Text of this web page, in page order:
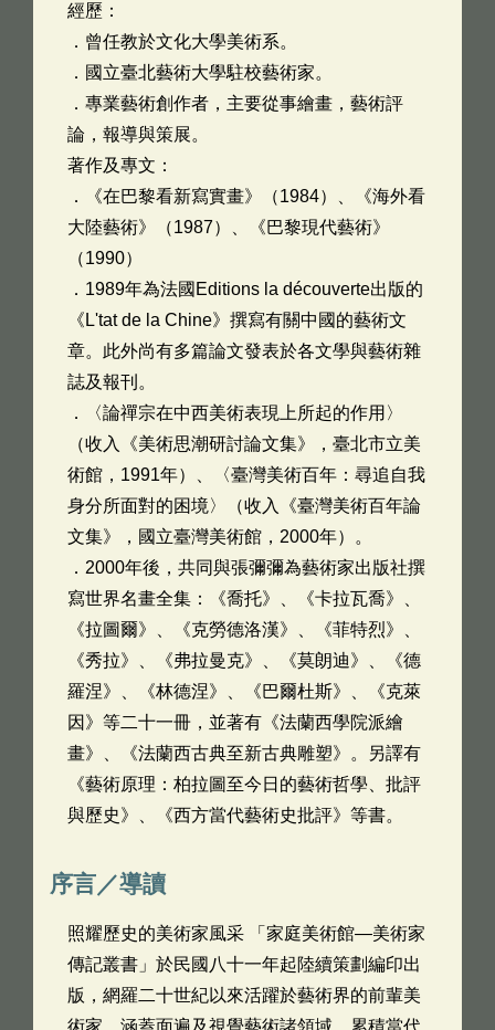
經歷：
．曾任教於文化大學美術系。
．國立臺北藝術大學駐校藝術家。
．專業藝術創作者，主要從事繪畫，藝術評
論，報導與策展。
著作及專文：
．《在巴黎看新寫實畫》（1984）、《海外看
大陸藝術》（1987）、《巴黎現代藝術》
（1990）
．1989年為法國Editions la découverte出版的
《L'tat de la Chine》撰寫有關中國的藝術文
章。此外尚有多篇論文發表於各文學與藝術雜
誌及報刊。
．〈論禪宗在中西美術表現上所起的作用〉
（收入《美術思潮研討論文集》，臺北市立美
術館，1991年）、〈臺灣美術百年：尋追自我
身分所面對的困境〉（收入《臺灣美術百年論
文集》，國立臺灣美術館，2000年）。
．2000年後，共同與張彌彌為藝術家出版社撰
寫世界名畫全集：《喬托》、《卡拉瓦喬》、
《拉圖爾》、《克勞德洛漢》、《菲特烈》、
《秀拉》、《弗拉曼克》、《莫朗迪》、《德
羅涅》、《林德涅》、《巴爾杜斯》、《克萊
因》等二十一冊，並著有《法蘭西學院派繪
畫》、《法蘭西古典至新古典雕塑》。另譯有
《藝術原理：柏拉圖至今日的藝術哲學、批評
與歷史》、《西方當代藝術史批評》等書。
序言／導讀
照耀歷史的美術家風采 「家庭美術館―美術家
傳記叢書」於民國八十一年起陸續策劃編印出
版，網羅二十世紀以來活躍於藝術界的前輩美
術家，涵蓋面遍及視覺藝術諸領域，累積當代